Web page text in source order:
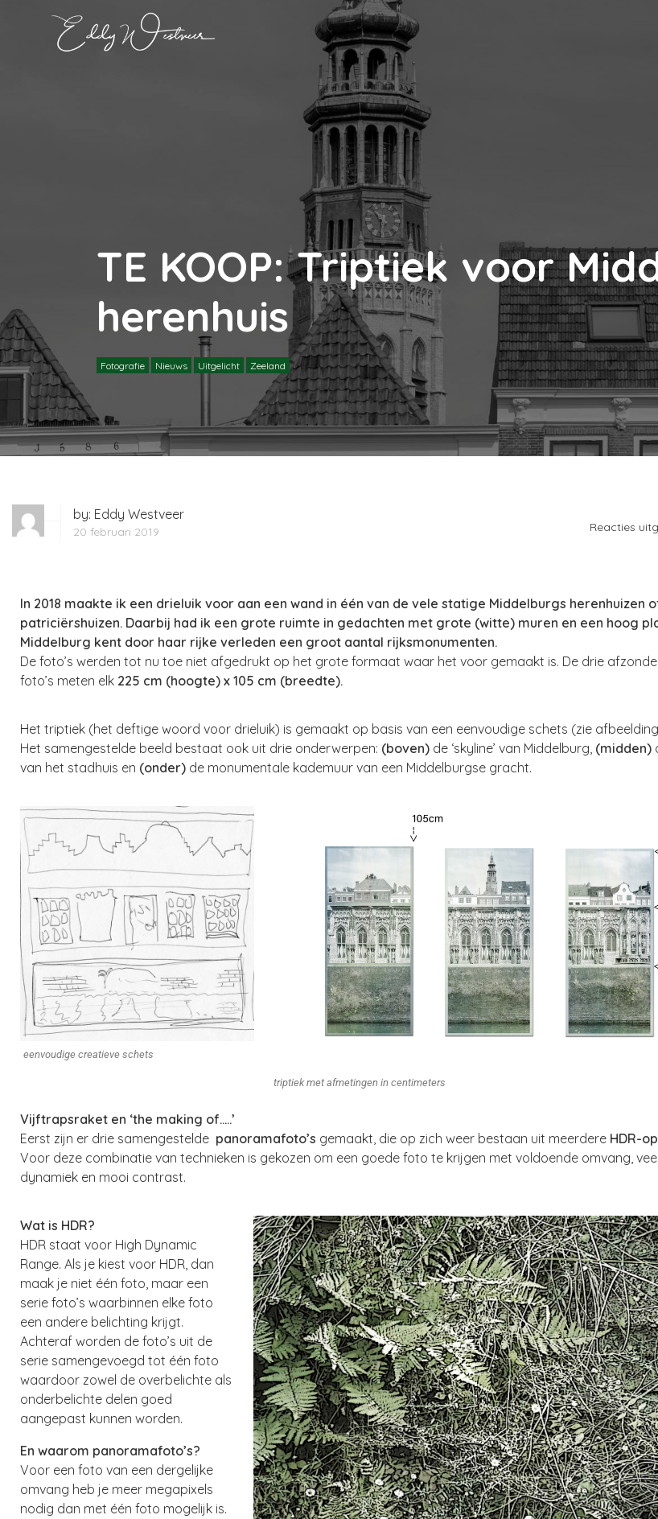
TE KOOP: Triptiek voor
herenhuis
Fotografie Nieuws Uitgelicht Zeeland
by: Eddy Westveer
20 februari 2019 Reacties
In 2018 maakte ik een drieluik voor aan een wand in één van de vele statige Middelburgs herenhuizen
patriciërshuizen. Daarbij had ik een grote ruimte in gedachten met grote (witte) muren en een hoog
Middelburg kent door haar rijke verleden een groot aantal rijksmonumenten.
De foto’s werden tot nu toe niet afgedrukt op het grote formaat waar het voor gemaakt is. De drie
foto’s meten elk 225 cm (hoogte) x 105 cm (breedte).
Het triptiek (het deftige woord voor drieluik) is gemaakt op basis van een eenvoudige schets (zie
Het samengestelde beeld bestaat ook uit drie onderwerpen: (boven) de ‘skyline’ van Middelburg, (midden)
van het stadhuis en (onder) de monumentale kademuur van een Middelburgse gracht.
eenvoudige creatieve schets
triptiek met afmetingen in centimeters
Vijftrapsraket en ‘the making of…..’
Eerst zijn er drie samengestelde panoramafoto’s gemaakt, die op zich weer bestaan uit meerdere HDR-
Voor deze combinatie van technieken is gekozen om een goede foto te krijgen met voldoende omvang, veel
dynamiek en mooi contrast.
Wat is HDR?
HDR staat voor High Dynamic
Range. Als je kiest voor HDR, dan
maak je niet één foto, maar een
serie foto’s waarbinnen elke foto
een andere belichting krijgt.
Achteraf worden de foto’s uit de
serie samengevoegd tot één foto
waardoor zowel de overbelichte als
onderbelichte delen goed
aangepast kunnen worden.
En waarom panoramafoto’s?
Voor een foto van een dergelijke
omvang heb je meer megapixels
nodig dan met één foto mogelijk is.